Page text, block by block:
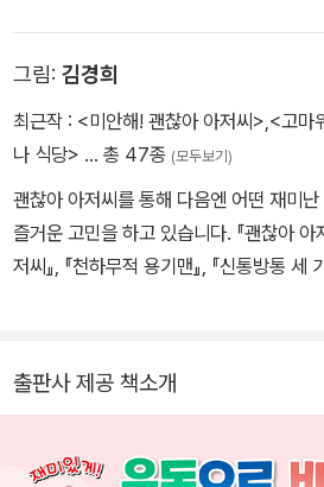
이 있고, 그림책 《응가, 안녕!》, 《주먹 가
습관》에 글을 썼습니다.
그림: 김경희
최근작 : <미안해! 괜찮아 아저씨>,<고마
나 식당> … 총 47종 (모두보기)
괜찮아 아저씨를 통해 다음엔 어떤 재미
즐거운 고민을 하고 있습니다. 『괜찮아 아
저씨』, 『천하무적 용기맨』, 『신통방통 세
출판사 제공 책소개